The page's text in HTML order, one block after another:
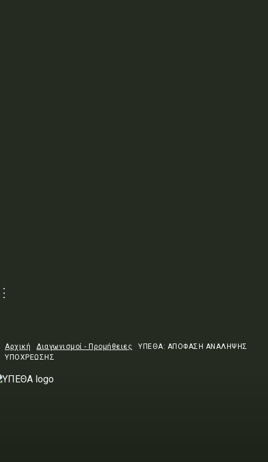
Αρχική Διαγωνισμοί - Προμήθειες
ΥΠΕΘΑ: ΑΠΟΦΑΣΗ ΑΝΑΛΗΨΗΣ
ΥΠΟΧΡΕΩΣΗΣ